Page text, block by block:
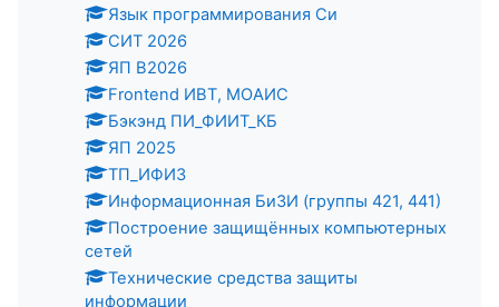
Язык программирования Си
СИТ 2026
ЯП В2026
Frontend ИВТ, МОАИС
Бэкэнд ПИ_ФИИТ_КБ
ЯП 2025
ТП_ИФИЗ
Информационная БиЗИ (группы 421, 441)
Построение защищённых компьютерных
сетей
Технические средства защиты
информации